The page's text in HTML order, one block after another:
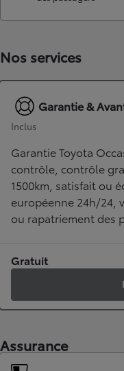
Nos services
Garantie &
Inclus
Garantie Toyota
contrôle, contrôle
1500km, satisfait ou
européenne 24h/24,
ou rapatriement des
Gratuit
Assurance